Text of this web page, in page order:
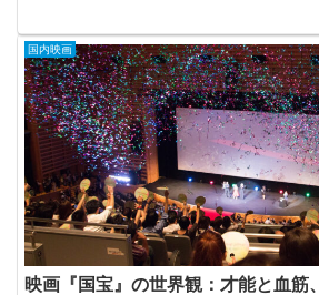
国内映画
映画『国宝』の世界観：才能と血筋